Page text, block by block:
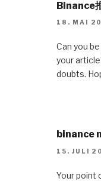
Binance
18. MAI
Can you
your
doubts.
binance
15. JULI
Your point